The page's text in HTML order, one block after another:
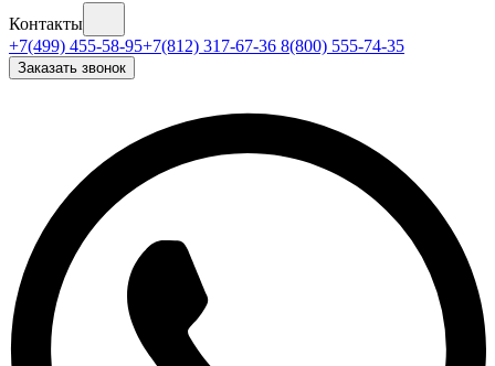
Контакты
+7(499) 455-58-95+7(812) 317-67-36 8(800) 555-74-35
Заказать звонок